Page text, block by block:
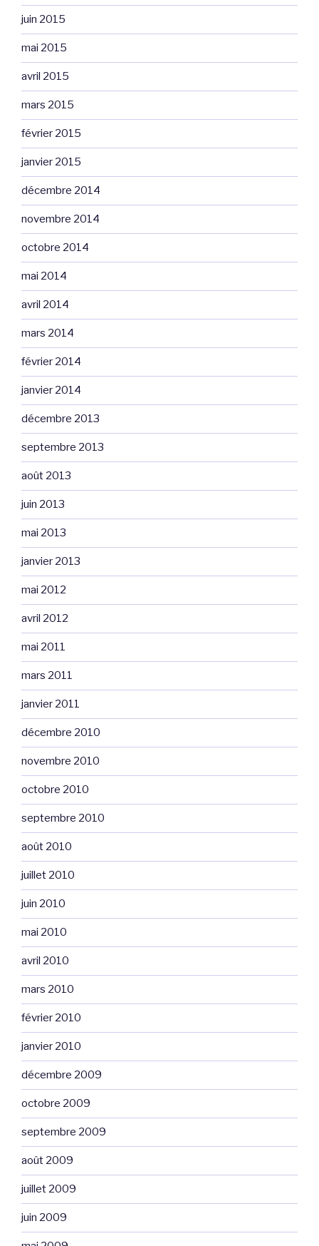
juin 2015
mai 2015
avril 2015
mars 2015
février 2015
janvier 2015
décembre 2014
novembre 2014
octobre 2014
mai 2014
avril 2014
mars 2014
février 2014
janvier 2014
décembre 2013
septembre 2013
août 2013
juin 2013
mai 2013
janvier 2013
mai 2012
avril 2012
mai 2011
mars 2011
janvier 2011
décembre 2010
novembre 2010
octobre 2010
septembre 2010
août 2010
juillet 2010
juin 2010
mai 2010
avril 2010
mars 2010
février 2010
janvier 2010
décembre 2009
octobre 2009
septembre 2009
août 2009
juillet 2009
juin 2009